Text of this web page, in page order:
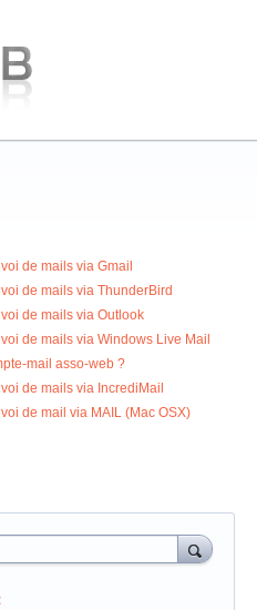
de mails via Gmail
de mails via ThunderBird
de mails via Outlook
de mails via Windows Live Mail
mail asso-web ?
de mails via IncrediMail
de mail via MAIL (Mac OSX)